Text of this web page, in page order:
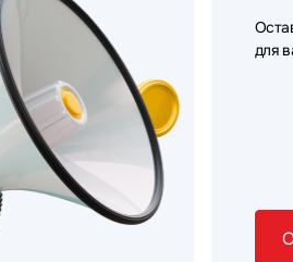
для